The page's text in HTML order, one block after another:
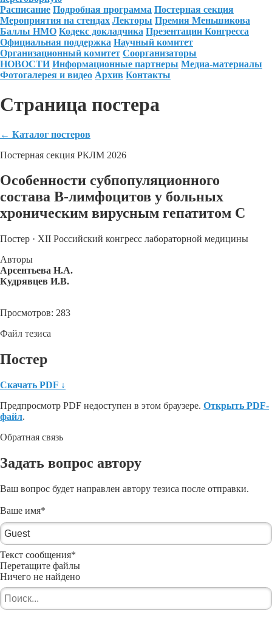
Расписание Подробная программа Постерная секция
Мероприятия на стендах Лекторы Премия Меньшикова
Баллы НМО Кодекс докладчика Презентации Конгресса
Официальная поддержка Научный комитет
Организационный комитет Соорганизаторы
НОВОСТИ Информационные партнеры Медиа-материалы
Фотогалерея и видео Архив Контакты
Страница постера
← Каталог постеров
Постерная секция РКЛМ 2026
Особенности субпопуляционного
состава В-лимфоцитов у больных
хроническим вирусным гепатитом С
Постер · XII Российский конгресс лабораторной медицины
Авторы
Арсентьева Н.А.
Кудрявцев И.В.
Просмотров: 283
Файл тезиса
Постер
Скачать PDF ↓
Предпросмотр PDF недоступен в этом браузере. Открыть PDF-
файл.
Обратная связь
Задать вопрос автору
Ваш вопрос будет направлен автору тезиса после отправки.
Ваше имя*
Текст сообщения*
Перетащите файлы
Ничего не найдено